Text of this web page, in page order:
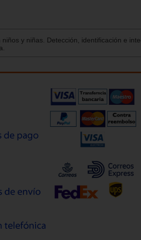
niños y niñas. Detección, identificación e